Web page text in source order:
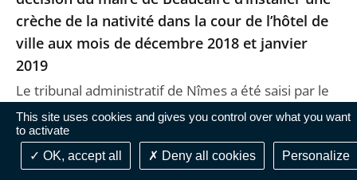
This site uses cookies and gives you control over what you want
to activate
OK, accept all
Deny all cookies Personalize
crèche de la nativité dans la cour de l’hôtel de
ville aux mois de décembre 2018 et janvier
2019
Le tribunal administratif de Nîmes a été saisi par le
préfet du Gard d’un déféré demandant l’annulation
de la décision du maire de la commune de B ...